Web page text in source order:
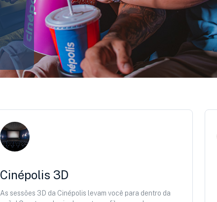
Cinépolis 3D
As sessões 3D da Cinépolis levam você para dentro da